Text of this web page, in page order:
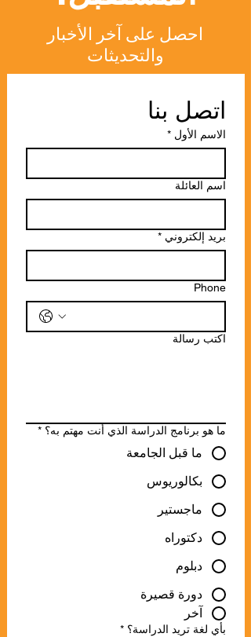
احصل على آخر الأخبار
والتحديثات
اتصل بنا
الاسم الأول *
اسم العائلة
بريد إلكتروني *
Phone
اكتب رسالة
ما هو برنامج الدراسة الذي أنت مهتم به؟ *
ما قبل الجامعة
بكالوريوس
ماجستير
دكتوراه
دبلوم
دورة قصيرة
آخر
بأي لغة تريد الدراسة؟ *